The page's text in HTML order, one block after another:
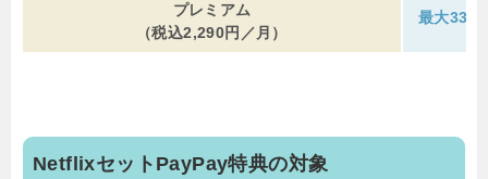
プレミアム
（税込2,290円／月）
最大330
NetflixセットPayPay特典の対象